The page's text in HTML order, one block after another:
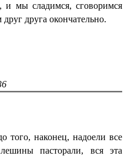
мы сладимся, сговоримся
друга окончательно.
того, наконец, надоели все
пасторали, вся эта